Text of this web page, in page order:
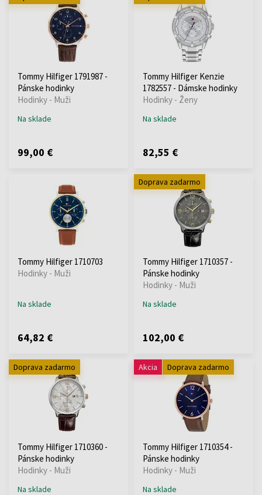
Tommy Hilfiger 1791987 -
Pánske hodinky
Hodinky - Muži
Na sklade
99,00 €
Tommy Hilfiger Kenzie
1782557 - Dámske hodinky
Hodinky - Ženy
Na sklade
82,55 €
Tommy Hilfiger 1710703
Hodinky - Muži
Na sklade
64,82 €
Doprava zadarmo
Tommy Hilfiger 1710357 -
Pánske hodinky
Hodinky - Muži
Na sklade
102,00 €
Doprava zadarmo
Tommy Hilfiger 1710360 -
Pánske hodinky
Hodinky - Muži
Na sklade
Akcia Doprava zadarmo
Tommy Hilfiger 1710354 -
Pánske hodinky
Hodinky - Muži
Na sklade